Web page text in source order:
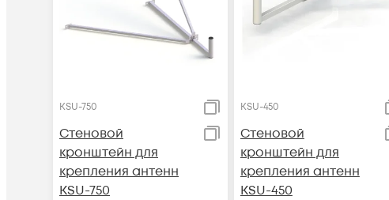
KSU-750
Стеновой
кронштейн для
крепления антенн
KSU-750
KSU-450
Стеновой
кронштейн для
крепления антенн
KSU-450